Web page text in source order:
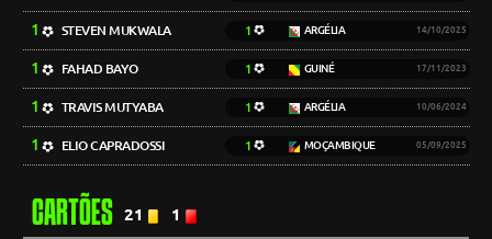
1 STEVEN MUKWALA 1 ARGÉLIA 14/10/2025
1 FAHAD BAYO 1 GUINÉ 17/11/2023
1 TRAVIS MUTYABA 1 ARGÉLIA 10/06/2024
1 ELIO CAPRADOSSI 1 MOÇAMBIQUE 05/09/2025
CARTÕES 21 1